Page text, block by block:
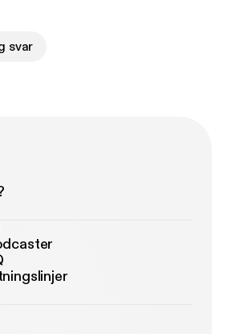
svar